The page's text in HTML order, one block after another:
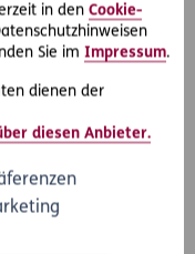
in den Cookie-
Sie im Impressum.
dienen der
diesen Anbieter.
meist keine
Bei Stichen oder
, kann das sehr
, Wespen- oder
von Zecken-,